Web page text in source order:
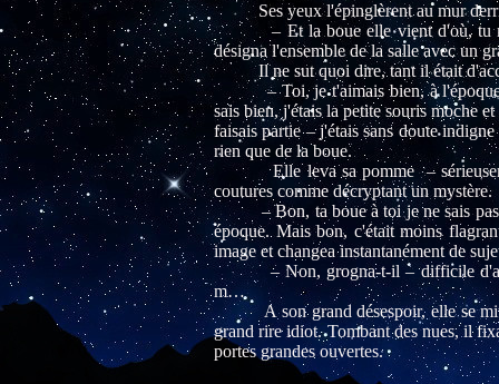
Ses yeux l'épinglèrent au mur
– Et la boue elle vient d'où, tu me
désigna l'ensemble de la salle avec un
Il ne sut quoi dire, tant il était
– Toi, je t'aimais bien, à l'époque. (Il
sais bien, j'étais la petite souris moche
faisais partie – j'étais sans doute
rien que de la boue.
Elle leva sa pomme –
coutures comme décryptant un mystère.
– Bon, ta boue à toi je ne sais pas
époque. Mais bon, c'était moins
image et changea instantanément de
– Non, grogna-t-il – difficile
m…
A son grand désespoir, elle se mit à
grand rire idiot. Tombant des nues, il
portes grandes ouvertes.